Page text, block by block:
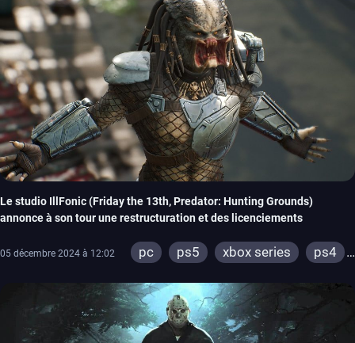
Le studio IllFonic (Friday the 13th, Predator: Hunting Grounds)
annonce à son tour une restructuration et des licenciements
05 décembre 2024 à 12:02 pc ps5 xbox series
ps4